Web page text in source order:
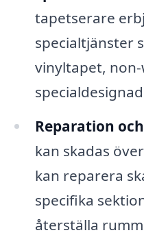
tapetserare
specialtjänster
vinyltapet,
Reparation
kan skadas
kan reparera
specifika
återställa